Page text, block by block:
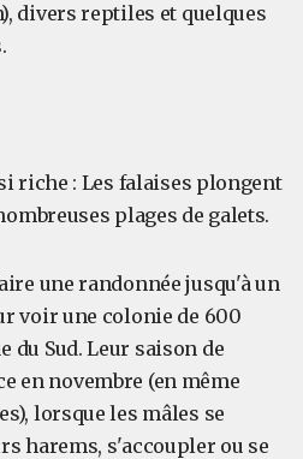
divers reptiles et quelques
riche : Les falaises plongent
plages de galets.
une randonnée jusqu'à un
voir une colonie de 600
du Sud. Leur saison de
en novembre (en même
lorsque les mâles se
harems, s'accoupler ou se